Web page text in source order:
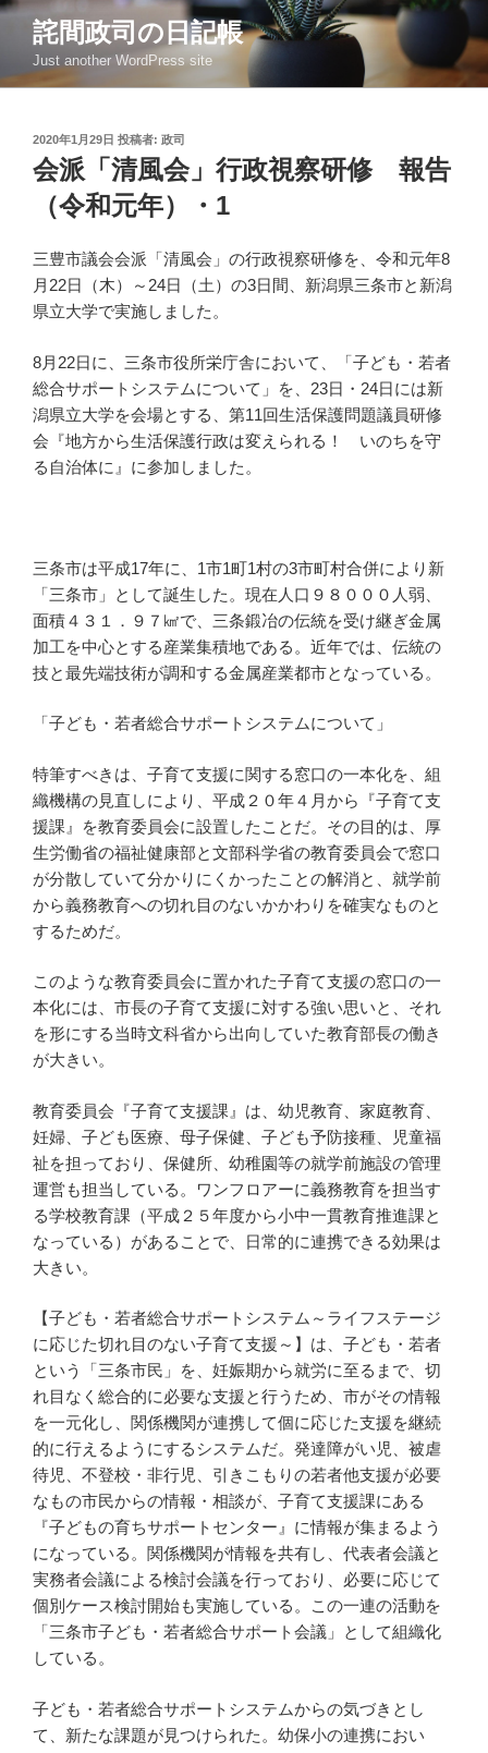
コ
ン
詫間政司の日記帳
Just another WordPress site
投
稿
日:
2020年1月29日 投稿者: 政司
会派「清風会」行政視察研修 報告
（令和元年）・1
三豊市議会会派「清風会」の行政視察研修を、令和元年8
月22日（木）～24日（土）の3日間、新潟県三条市と新潟
県立大学で実施しました。
8月22日に、三条市役所栄庁舎において、「子ども・若者
総合サポートシステムについて」を、23日・24日には新
潟県立大学を会場とする、第11回生活保護問題議員研修
会『地方から生活保護行政は変えられる！ いのちを守
る自治体に』に参加しました。
三条市は平成17年に、1市1町1村の3市町村合併により新
「三条市」として誕生した。現在人口９８０００人弱、
面積４３１．９７㎢で、三条鍛冶の伝統を受け継ぎ金属
加工を中心とする産業集積地である。近年では、伝統の
技と最先端技術が調和する金属産業都市となっている。
「子ども・若者総合サポートシステムについて」
特筆すべきは、子育て支援に関する窓口の一本化を、組
織機構の見直しにより、平成２０年４月から『子育て支
援課』を教育委員会に設置したことだ。その目的は、厚
生労働省の福祉健康部と文部科学省の教育委員会で窓口
が分散していて分かりにくかったことの解消と、就学前
から義務教育への切れ目のないかかわりを確実なものと
するためだ。
このような教育委員会に置かれた子育て支援の窓口の一
本化には、市長の子育て支援に対する強い思いと、それ
を形にする当時文科省から出向していた教育部長の働き
が大きい。
教育委員会『子育て支援課』は、幼児教育、家庭教育、
妊婦、子ども医療、母子保健、子ども予防接種、児童福
祉を担っており、保健所、幼稚園等の就学前施設の管理
運営も担当している。ワンフロアーに義務教育を担当す
る学校教育課（平成２５年度から小中一貫教育推進課と
なっている）があることで、日常的に連携できる効果は
大きい。
【子ども・若者総合サポートシステム～ライフステージ
に応じた切れ目のない子育て支援～】は、子ども・若者
という「三条市民」を、妊娠期から就労に至るまで、切
れ目なく総合的に必要な支援と行うため、市がその情報
を一元化し、関係機関が連携して個に応じた支援を継続
的に行えるようにするシステムだ。発達障がい児、被虐
待児、不登校・非行児、引きこもりの若者他支援が必要
なもの市民からの情報・相談が、子育て支援課にある
『子どもの育ちサポートセンター』に情報が集まるよう
になっている。関係機関が情報を共有し、代表者会議と
実務者会議による検討会議を行っており、必要に応じて
個別ケース検討開始も実施している。この一連の活動を
「三条市子ども・若者総合サポート会議」として組織化
している。
子ども・若者総合サポートシステムからの気づきとし
て、新たな課題が見つけられた。幼保小の連携におい